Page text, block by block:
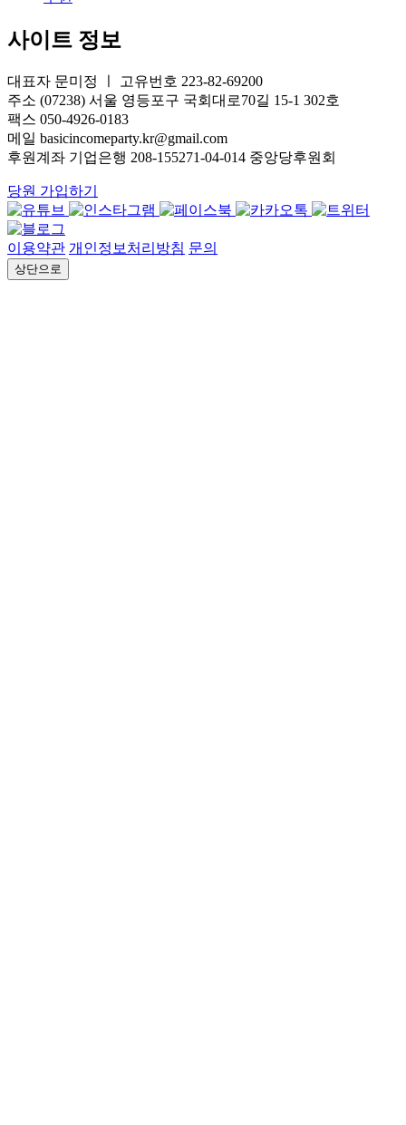
사이트 정보
대표자 문미정 ㅣ 고유번호 223-82-69200
주소 (07238) 서울 영등포구 국회대로70길 15-1 302호
팩스 050-4926-0183
메일 basicincomeparty.kr@gmail.com
후원계좌 기업은행 208-155271-04-014 중앙당후원회
당원 가입하기
이용약관 개인정보처리방침 문의
상단으로